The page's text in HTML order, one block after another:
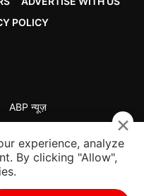
POLICY
ABP न्यूज़
ABP நாடு ABP దేశం
×
experience, analyze
By clicking "Allow",